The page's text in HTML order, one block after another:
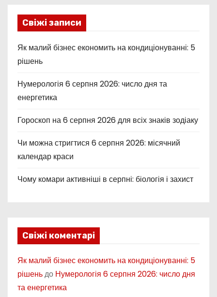
Свіжі записи
Як малий бізнес економить на кондиціонуванні: 5
рішень
Нумерологія 6 серпня 2026: число дня та
енергетика
Гороскоп на 6 серпня 2026 для всіх знаків зодіаку
Чи можна стригтися 6 серпня 2026: місячний
календар краси
Чому комари активніші в серпні: біологія і захист
Свіжі коментарі
Як малий бізнес економить на кондиціонуванні: 5
рішеньдо Нумерологія 6 серпня 2026: число дня
та енергетика